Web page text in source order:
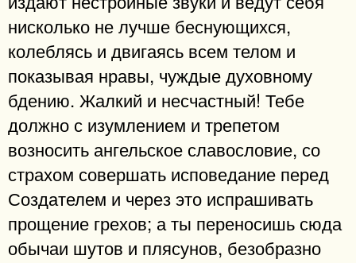
нисколько не лучше беснующихся,
колеблясь и двигаясь всем телом и
показывая нравы, чуждые духовному
бдению. Жалкий и несчастный! Тебе
должно с изумлением и трепетом
возносить ангельское славословие, со
страхом совершать исповедание перед
Создателем и через это испрашивать
прощение грехов; а ты переносишь сюда
обычаи шутов и плясунов, безобразно